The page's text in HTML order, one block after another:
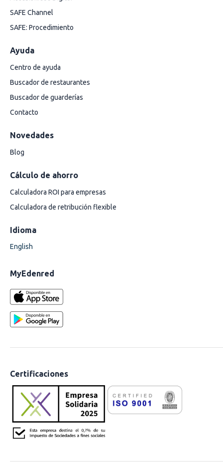
SAFE Channel
SAFE: Procedimiento
Ayuda
Centro de ayuda
Buscador de restaurantes
Buscador de guarderías
Contacto
Novedades
Blog
Cálculo de ahorro
Calculadora ROI para empresas
Calculadora de retribución flexible
Idioma
English
MyEdenred
Certificaciones